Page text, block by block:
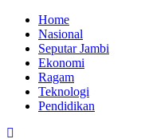
Skip
content
Primary
Menu
Home
Nasional
Seputar Jambi
Ekonomi
Ragam
Teknologi
Pendidikan